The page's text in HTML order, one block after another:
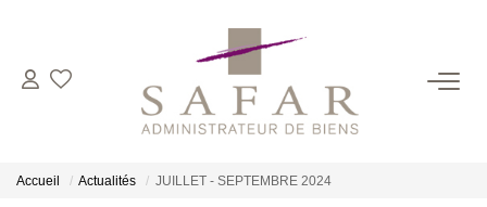
NOS CABINETS
Accueil Actualités JUILLET - SEPTEMBRE 2024